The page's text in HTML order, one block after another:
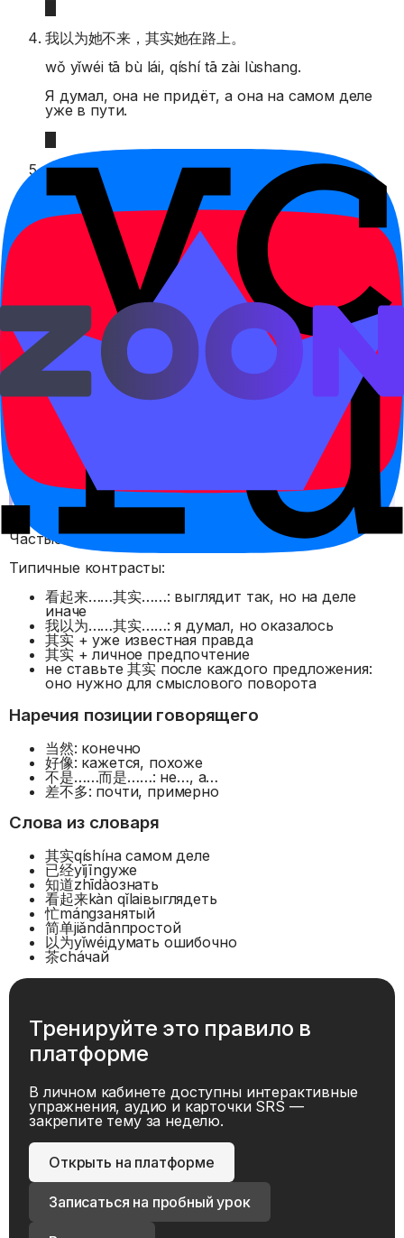
我以为她不来，其实她在路上。
wǒ yǐwéi tā bù lái, qíshí tā zài lùshang.
Я думал, она не придёт, а она на самом деле
уже в пути.
其实我更喜欢茶。
qíshí wǒ gèng xǐhuan chá.
На самом деле мне больше нравится чай.
这件事其实很简单。
zhè jiàn shì qíshí hěn jiǎndān.
Это дело на самом деле очень простое.
Правило
其实 не обязательно спорит с собеседником. Оно
может просто мягко уточнять настоящую ситуацию.
Частые ошибки
Типичные контрасты:
看起来……其实……: выглядит так, но на деле
иначе
我以为……其实……: я думал, но оказалось
其实 + уже известная правда
其实 + личное предпочтение
не ставьте 其实 после каждого предложения:
оно нужно для смыслового поворота
Наречия позиции говорящего
当然: конечно
好像: кажется, похоже
不是……而是……: не…, а…
差不多: почти, примерно
Слова из словаря
其实qíshíна самом деле
已经yǐjīngуже
知道zhīdàoзнать
看起来kàn qǐlaiвыглядеть
忙mángзанятый
简单jiǎndānпростой
以为yǐwéiдумать ошибочно
茶cháчай
Тренируйте это правило в
платформе
В личном кабинете доступны интерактивные
упражнения, аудио и карточки SRS —
закрепите тему за неделю.
Открыть на платформе
Записаться на пробный урок